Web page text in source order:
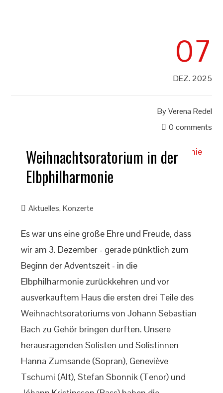
07
DEZ. 2025
ByVerena Redel
0 comments
Weihnachtsoratorium in der
Elbphilharmonie
Aktuelles,Konzerte
Es war uns eine große Ehre und Freude, dass
wir am 3. Dezember - gerade pünktlich zum
Beginn der Adventszeit - in die
Elbphilharmonie zurückkehren und vor
ausverkauftem Haus die ersten drei Teile des
Weihnachtsoratoriums von Johann Sebastian
Bach zu Gehör bringen durften. Unsere
herausragenden Solisten und Solistinnen
Hanna Zumsande (Sopran), Geneviève
Tschumi (Alt), Stefan Sbonnik (Tenor) und